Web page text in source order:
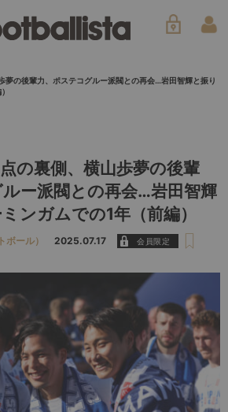
夢の後輩力、ポステコグルー派閥との再会…岩田智輝と振り
の裏側、横山歩夢の後輩
ー派閥との再会…岩田智輝
ンガムでの1年（前編）
ール） 2025.07.17